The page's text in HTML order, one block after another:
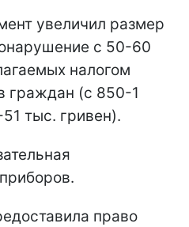
увеличил размер
с 50-60
налогом
граждан (с 850-1
тыс. гривен).
право